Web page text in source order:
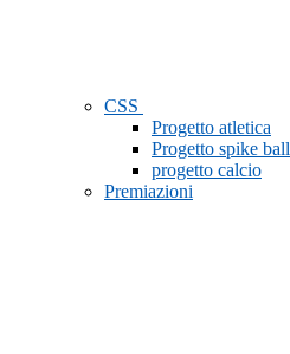
CSS
Progetto atletica
Progetto spike ball
progetto calcio
Premiazioni